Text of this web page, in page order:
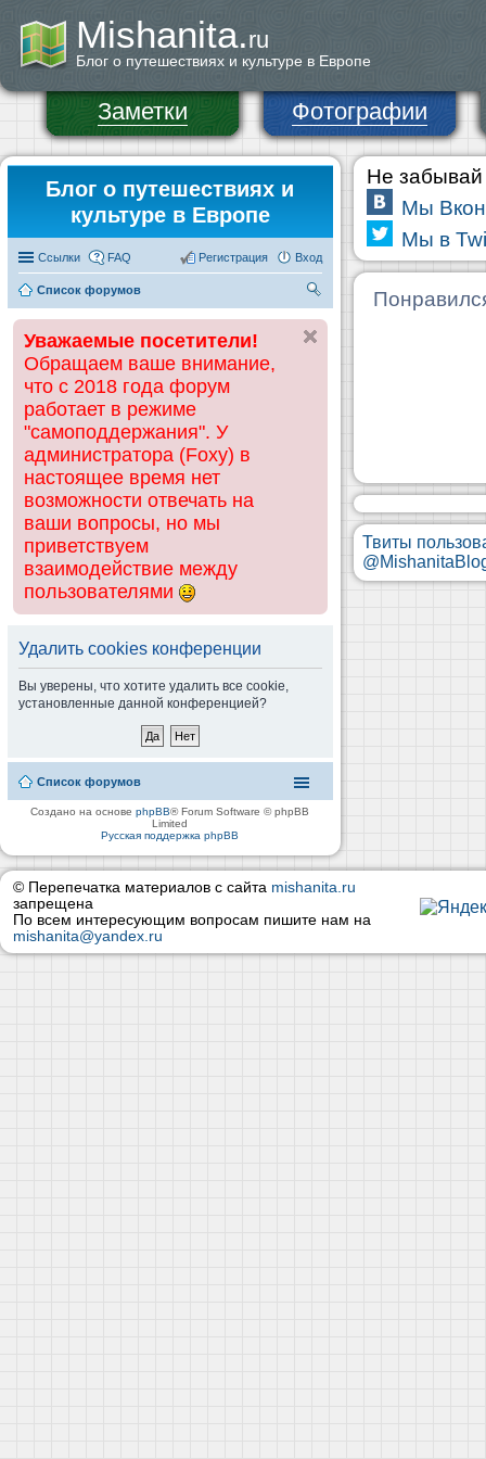
Mishanita.ru
Блог о путешествиях и культуре в Европе
Заметки Фотографии
Блог о путешествиях и
культуре в Европе
Ссылки FAQ Вход
Регистрация
Список форумов
ск
Уважаемые посетители!
Обращаем ваше внимание,
что с 2018 года форум
работает в режиме
"самоподдержания". У
администратора (Foxy) в
настоящее время нет
возможности отвечать на
ваши вопросы, но мы
приветствуем
взаимодействие между
пользователями
Удалить cookies конференции
Вы уверены, что хотите удалить все cookie,
установленные данной конференцией?
Список форумов
Создано на основеphpBB® Forum Software © phpBB
Limited
Русская поддержка phpBB
Не забывай
Мы
Мы в
Твиты
© Перепечатка материалов с сайта mishanita.ru
запрещена
По всем интересующим вопросам пишите нам на
mishanita@yandex.ru